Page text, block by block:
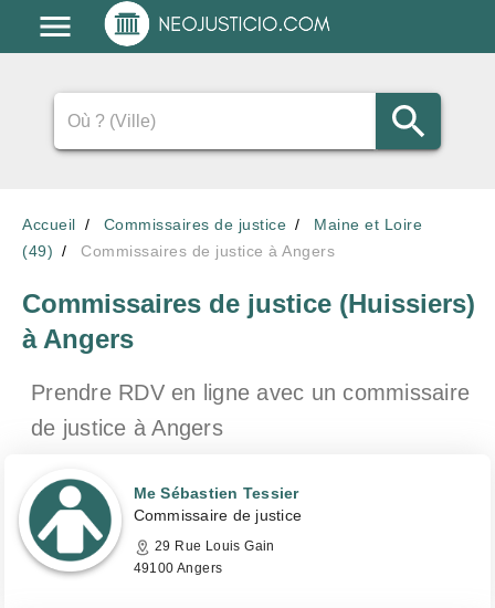
Accueil Commissaires de justice
Maine et Loire
(49)
Commissaires de justice à Angers
Commissaires de justice (Huissiers)
à Angers
Prendre RDV en ligne avec un commissaire
de justice à Angers
Me Sébastien Tessier
Commissaire de justice
29 Rue Louis Gain
49100 Angers